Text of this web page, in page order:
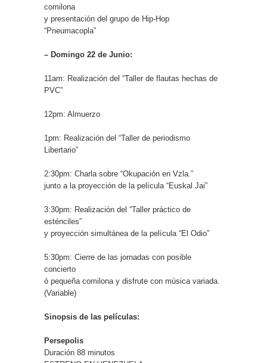
comilona
y presentación del grupo de Hip-Hop
“Pneumacopla”
– Domingo 22 de Junio:
11am: Realización del “Taller de flautas hechas de
PVC”
12pm: Almuerzo
1pm: Realización del “Taller de periodismo
Libertario”
2:30pm: Charla sobre “Okupación en Vzla.”
junto a la proyección de la película “Euskal Jai”
3:30pm: Realización del “Taller práctico de
esténciles”
y proyección simultánea de la película “El Odio”
5:30pm: Cierre de las jornadas con posible
concierto
ó pequeña comilona y disfrute con música variada.
(Variable)
Sinopsis de las películas:
Persepolis
Duración 88 minutos